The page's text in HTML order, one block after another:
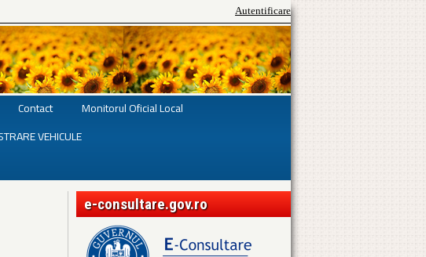
Autentificare
Contact
Monitorul Oficial Local
VEHICULE
e-consultare.gov.ro